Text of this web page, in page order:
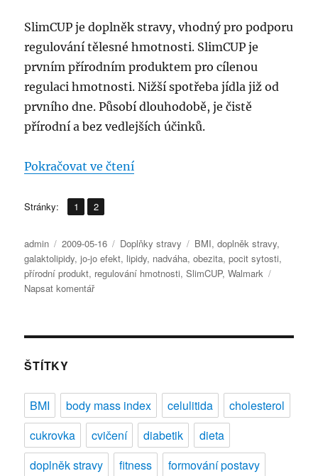
SlimCUP je doplněk stravy, vhodný pro podporu
regulování tělesné hmotnosti. SlimCUP je
prvním přírodním produktem pro cílenou
regulaci hmotnosti. Nižší spotřeba jídla již od
prvního dne. Působí dlouhodobě, je čistě
přírodní a bez vedlejších účinků.
Pokračovat ve čtení„Informace o přípravku
Stránky: Stránka:
1 ,
Stránka:
2
Autor:
admin Publikováno:
2009-05-16 Rubriky:
Doplňky stravy Štítky:
BMI,doplněk stravy,
galaktolipidy,jo-jo efekt, lipidy, nadváha,obezita,pocit sytosti,
přírodní produkt, regulování hmotnosti,SlimCUP,Walmark
Napsat komentářpro
názvem
SlimCUP
ŠTÍTKY
BMI body mass index celulitida
cholesterol
cukrovka
cvičení diabetik
dieta
doplněk stravy
fitness
formování postavy